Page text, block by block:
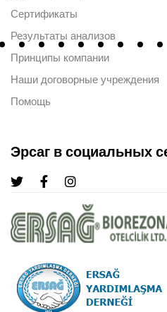
Сертификаты
Результаты анализов
Принципы компании
Наши договорные учреждения
Помощь
Эрсаг в социальных